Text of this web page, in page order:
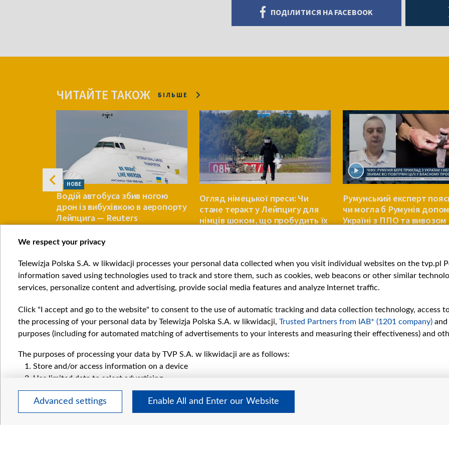
ПОДІЛИТИСЯ НА FACEBOOK
ЧИТАЙТЕ ТАКОЖ БІЛЬШЕ
НОВЕ
Водій автобуса збив ногою
дрон із вибухівкою в аеропорту
Лейпцига — Reuters
ЄВРОПА
Огляд німецької преси: Чи
стане теракт у Лейпцигу для
німців шоком, що пробудить їх
Румунський експерт
чи могла б Румунія
Україні з ППО та вивозом
Item
1
of
Категорії
Докладно
Погляд
We respect your privacy
Telewizja Polska S.A. w likwidacji processes your personal data collected when you visit individual websites on the tvp.pl
information saved using technologies used to track and store them, such as cookies, web beacons or other similar
services, personalize content and advertising, provide social media features and analyze Internet traffic.
Click "I accept and go to the website" to consent to the use of automatic tracking and data collection technology, access
the processing of your personal data by Telewizja Polska S.A. w likwidacji, Trusted Partners from IAB* (1201 company)
purposes (including for automated matching of advertisements to your interests and measuring their effectiveness) and
The purposes of processing your data by TVP S.A. w likwidacji are as follows:
Store and/or access information on a device
Use limited data to select advertising
Create profiles for personalised advertising
Use profiles to select personalised advertising
Create profiles to personalise content
Advanced settings Enable All and Enter our Website